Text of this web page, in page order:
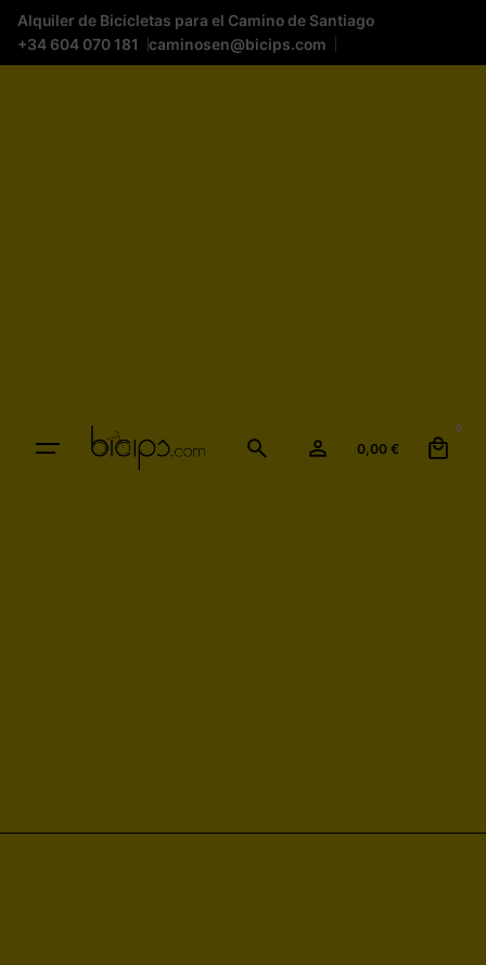
Alquiler de Bicicletas para el Camino de Santiago
+34 604 070 181
caminosen@bicips.com
0,00 €
0